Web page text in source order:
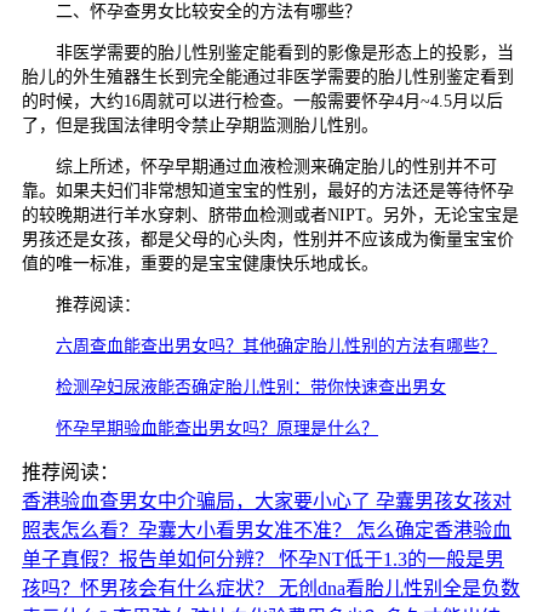
二、怀孕查男女比较安全的方法有哪些？
非医学需要的胎儿性别鉴定能看到的影像是形态上的投影，当
胎儿的外生殖器生长到完全能通过非医学需要的胎儿性别鉴定看到
的时候，大约16周就可以进行检查。一般需要怀孕4月~4.5月以后
了，但是我国法律明令禁止孕期监测胎儿性别。
综上所述，怀孕早期通过血液检测来确定胎儿的性别并不可
靠。如果夫妇们非常想知道宝宝的性别，最好的方法还是等待怀孕
的较晚期进行羊水穿刺、脐带血检测或者NIPT。另外，无论宝宝是
男孩还是女孩，都是父母的心头肉，性别并不应该成为衡量宝宝价
值的唯一标准，重要的是宝宝健康快乐地成长。
推荐阅读：
六周查血能查出男女吗？其他确定胎儿性别的方法有哪些？
检测孕妇尿液能否确定胎儿性别：带你快速查出男女
怀孕早期验血能查出男女吗？原理是什么？
推荐阅读：
香港验血查男女中介骗局，大家要小心了 孕囊男孩女孩对
照表怎么看？孕囊大小看男女准不准？
怎么确定香港验血
单子真假？报告单如何分辨？
怀孕NT低于1.3的一般是男
孩吗？怀男孩会有什么症状？
无创dna看胎儿性别全是负数